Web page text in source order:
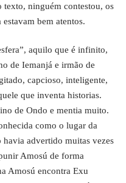
ninguém contestou, os
bem atentos.
, aquilo que é infinito,
de Iemanjá e irmão de
capcioso, inteligente,
que inventa historias.
de Ondo e mentia muito.
como o lugar da
advertido muitas vezes
Amosú de forma
Amosú encontra Exu